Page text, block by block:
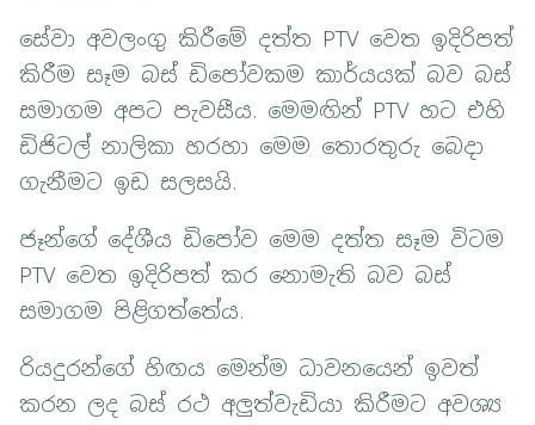
සේවා අවලංගු කිරීමේ දත්ත PTV වෙත ඉදිරිපත්
කිරීම සෑම බස් ඩිපෝවකම කාර්යයක් බව බස්
සමාගම අපට පැවසීය. මෙමඟින් PTV හට එහි
ඩිජිටල් නාලිකා හරහා මෙම තොරතුරු බෙදා
ගැනීමට ඉඩ සලසයි.
ජෑන්ගේ දේශීය ඩිපෝව මෙම දත්ත සෑම විටම
PTV වෙත ඉදිරිපත් කර නොමැති බව බස්
සමාගම පිළිගත්තේය.
රියදුරන්ගේ හිඟය මෙන්ම ධාවනයෙන් ඉවත්
කරන ලද බස් රථ අලුත්වැඩියා කිරීමට අවශ්‍ය